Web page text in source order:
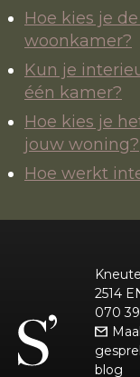
Hoe kies je
woonkamer?
Kun je
één kamer?
Hoe kies je
jouw woning?
Hoe werkt
2514
070
blog